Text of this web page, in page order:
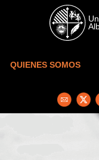
Skip to main content
QUIENES SOMOS